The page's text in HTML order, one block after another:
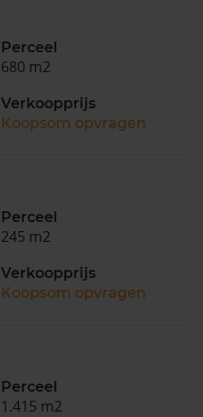
Perceel
680 m2
Verkoopprijs
Koopsom opvragen
Perceel
245 m2
Verkoopprijs
Koopsom opvragen
Perceel
1.415 m2